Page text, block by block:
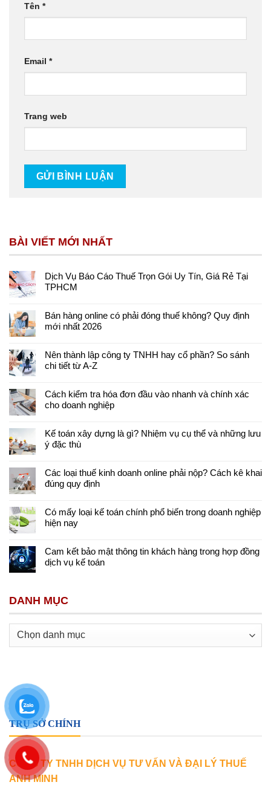
Tên *
Email *
Trang web
BÀI VIẾT MỚI NHẤT
Dịch Vụ Báo Cáo Thuế Trọn Gói Uy Tín, Giá Rẻ Tại
TPHCM
Bán hàng online có phải đóng thuế không? Quy định
mới nhất 2026
Nên thành lập công ty TNHH hay cổ phần? So sánh
chi tiết từ A-Z
Cách kiểm tra hóa đơn đầu vào nhanh và chính xác
cho doanh nghiệp
Kế toán xây dựng là gì? Nhiệm vụ cụ thể và những lưu
ý đặc thù
Các loại thuế kinh doanh online phải nộp? Cách kê khai
đúng quy định
Có mấy loại kế toán chính phổ biến trong doanh nghiệp
hiện nay
Cam kết bảo mật thông tin khách hàng trong hợp đồng
dịch vụ kế toán
DANH MỤC
Danh
TRỤ SỞ CHÍNH
CÔNG TY TNHH DỊCH VỤ TƯ VẤN VÀ ĐẠI LÝ THUẾ
ANH MINH